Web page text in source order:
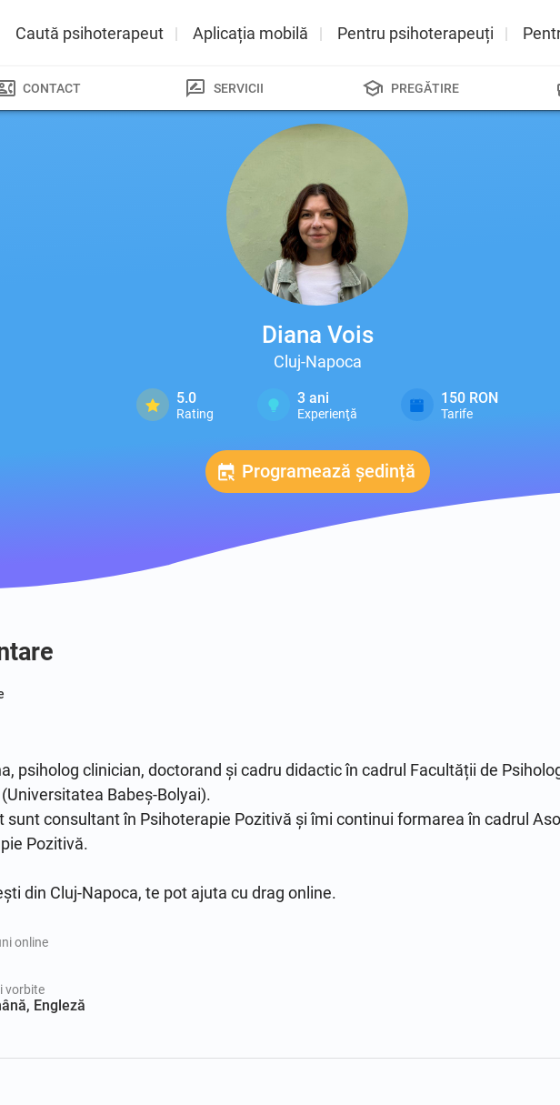
Caută psihoterapeut Aplicația mobilă Pentru psihoterapeuți
Diana Vois
Cluj-Napoca
5.0
Rating
3 ani
Experienţă
150 RON
Tarife
Programează ședință
CONTACT SERVICII PREGĂTIRE
psiholog clinician, doctorand și cadru didactic în cadrul Facultății de
Babeş-Bolyai).
sunt consultant în Psihoterapie Pozitivă și îmi continui formarea în cadrul
Pozitivă.
din Cluj-Napoca, te pot ajuta cu drag online.
online
Engleză
vorbite